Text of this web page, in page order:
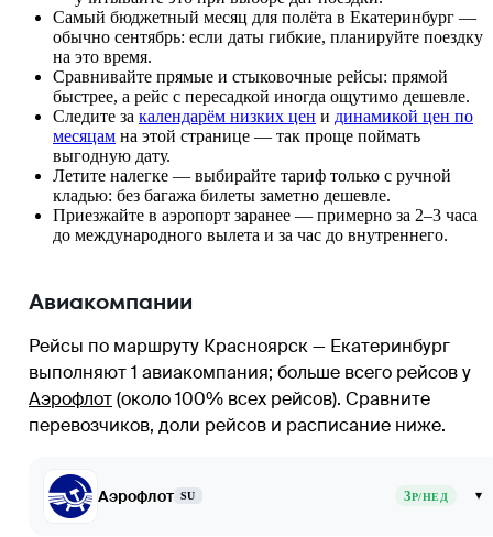
Самый бюджетный месяц для полёта в Екатеринбург —
обычно сентябрь: если даты гибкие, планируйте поездку
на это время.
Сравнивайте прямые и стыковочные рейсы: прямой
быстрее, а рейс с пересадкой иногда ощутимо дешевле.
Следите за календарём низких цен и динамикой цен по
месяцам на этой странице — так проще поймать
выгодную дату.
Летите налегке — выбирайте тариф только с ручной
кладью: без багажа билеты заметно дешевле.
Приезжайте в аэропорт заранее — примерно за 2–3 часа
до международного вылета и за час до внутреннего.
Авиакомпании
Рейсы по маршруту Красноярск — Екатеринбург
выполняют 1 авиакомпания; больше всего рейсов у
Аэрофлот(около 100% всех рейсов). Сравните
перевозчиков, доли рейсов и расписание ниже.
Аэрофлот SU 3Р/НЕД ▾